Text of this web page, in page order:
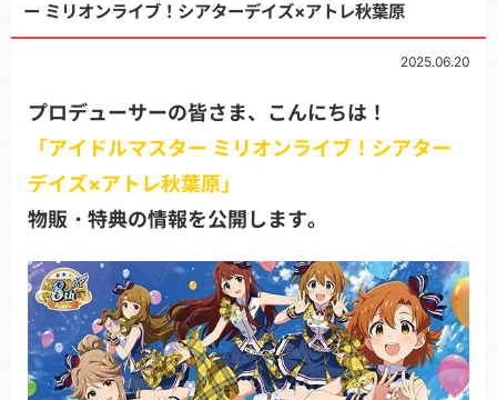
ー ミリオンライブ！シアターデイズ×アトレ秋葉原
2025.06.20
プロデューサーの皆さま、こんにちは！
「アイドルマスター ミリオンライブ！シアター
デイズ×アトレ秋葉原」
物販・特典の情報を公開します。